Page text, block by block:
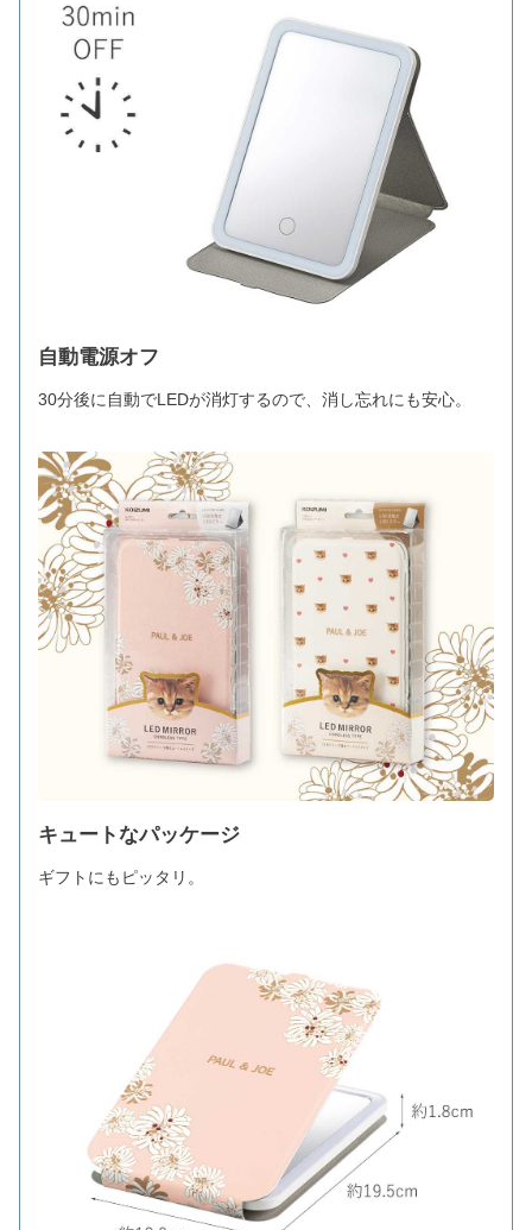
自動電源オフ
30分後に自動でLEDが消灯するので、消し忘れにも安心。
キュートなパッケージ
ギフトにもピッタリ。